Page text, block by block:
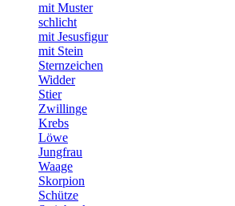
mit Muster
schlicht
mit Jesusfigur
mit Stein
Sternzeichen
Widder
Stier
Zwillinge
Krebs
Löwe
Jungfrau
Waage
Skorpion
Schütze